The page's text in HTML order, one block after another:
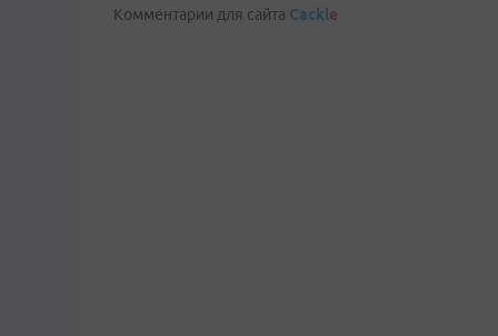
Комментарии для сайта Cackle